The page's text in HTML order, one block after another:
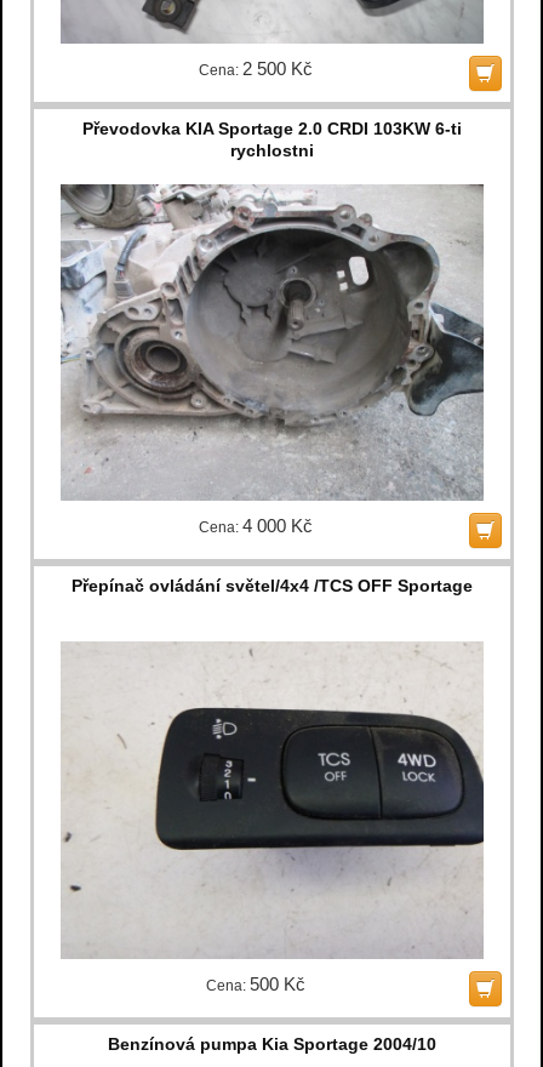
Cena: 2 500 Kč
Převodovka KIA Sportage 2.0 CRDI 103KW 6-ti
rychlostni
Cena: 4 000 Kč
Přepínač ovládání světel/4x4 /TCS OFF Sportage
Cena: 500 Kč
Benzínová pumpa Kia Sportage 2004/10